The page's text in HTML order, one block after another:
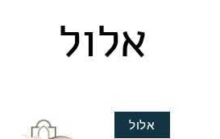
אלול
אלול